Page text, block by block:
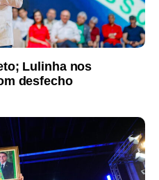
Lulinha nos
desfecho